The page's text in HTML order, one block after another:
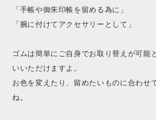
「手帳や御朱印帳を留める為に」
「腕に付けてアクセサリーとして」
ゴムは簡単にご自身でお取り替えが可能
いいただけますよ。
お色を変えたり、留めたいものに合わせ
ね。